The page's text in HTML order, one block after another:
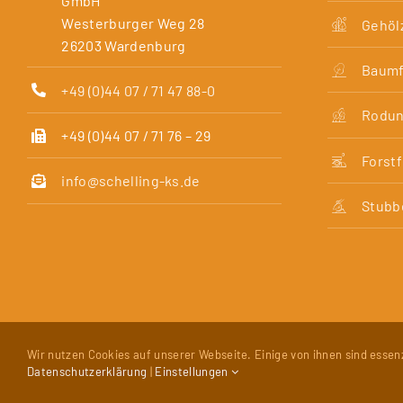
Westerburger Weg 28
26203 Wardenburg
+49 (0)44 07 / 71 47 88-0
+49 (0)44 07 / 71 76 – 29
info@schelling-ks.de
© Copyright
Wir nutzen Cookies auf unserer Webseite. Einige von ihnen sind
Datenschutzerklärung | Einstellungen